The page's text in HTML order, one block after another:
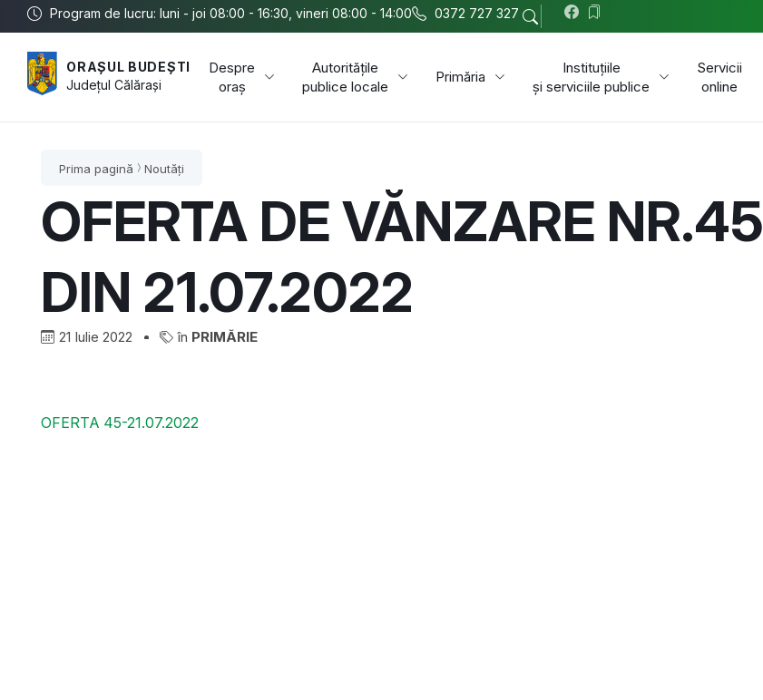
Program de lucru: luni - joi 08:00 - 16:30, vineri 08:00 - 14:00 0372 727 327
ORAȘUL BUDEȘTI
JudețulCălărași
Despre
oraș
Autoritățile
publice locale
Primăria
Instituțiile
și serviciile publice
Servicii
online
Prima pagină Noutăți
OFERTA DE VĂNZARE NR.45
DIN 21.07.2022
21 Iulie 2022 în PRIMĂRIE
OFERTA 45-21.07.2022